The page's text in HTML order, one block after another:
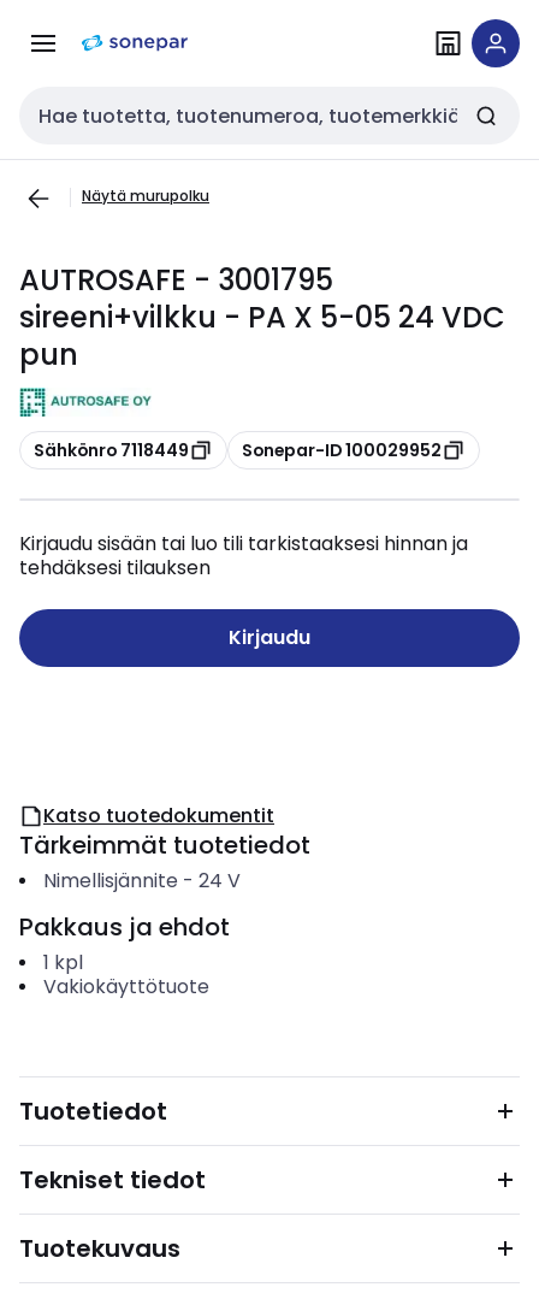
navigointiinsisältöön
Haku
Näytä murupolku
AUTROSAFE - 3001795
sireeni+vilkku - PA X 5-05 24 VDC
pun
Kopioi
Sähkönro 7118449 Kopioi
Sonepar-ID 100029952
Kirjaudu sisään tai luo tili tarkistaaksesi hinnan ja
tehdäksesi tilauksen
Kirjaudu
Katso tuotedokumentit
Tärkeimmät tuotetiedot
Nimellisjännite - 24 V
Pakkaus ja ehdot
1 kpl
Vakiokäyttötuote
Tuotetiedot
Tekniset tiedot
Tuotekuvaus